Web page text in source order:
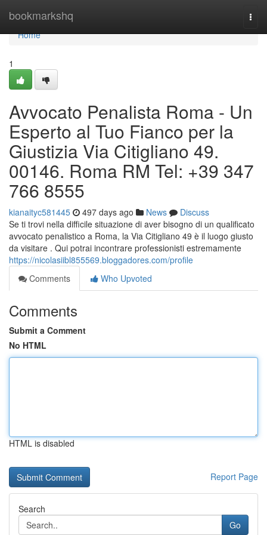
bookmarkshq
Home
Home
1
Avvocato Penalista Roma - Un
Esperto al Tuo Fianco per la
Giustizia Via Citigliano 49.
00146. Roma RM Tel: +39 347
766 8555
kianaityc581445 497 days ago News
Discuss
Se ti trovi nella difficile situazione di aver bisogno di un qualificato
avvocato penalistico a Roma, la Via Citigliano 49 è il luogo giusto
da visitare . Qui potrai incontrare professionisti estremamente
https://nicolasiibl855569.bloggadores.com/profile
Comments
Who Upvoted
Comments
Submit a Comment
No HTML
HTML is disabled
Report Page
Search
Go